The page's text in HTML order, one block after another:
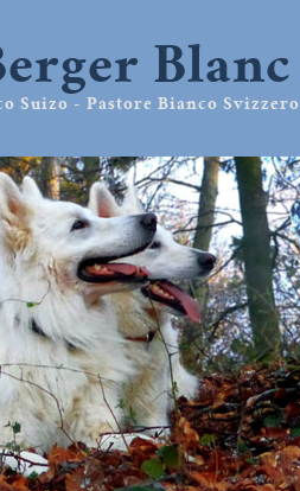
Blanc
Suizo - Pastore Bianco Svizzero